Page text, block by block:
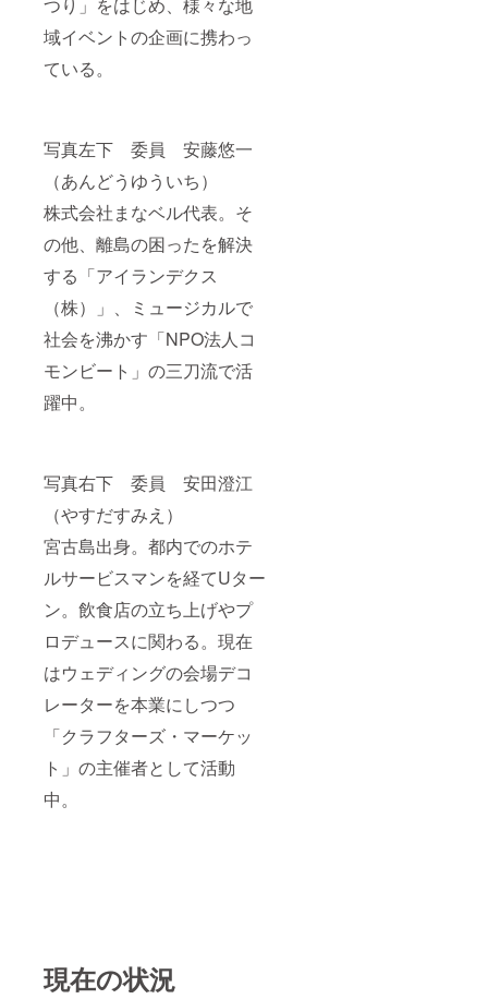
つり」をはじめ、様々な地
域イベントの企画に携わっ
ている。
写真左下 委員 安藤悠一
（あんどうゆういち）
株式会社まなベル代表。そ
の他、離島の困ったを解決
する「アイランデクス
（株）」、ミュージカルで
社会を沸かす「NPO法人コ
モンビート」の三刀流で活
躍中。
写真右下 委員 安田澄江
（やすだすみえ）
宮古島出身。都内でのホテ
ルサービスマンを経てUター
ン。飲食店の立ち上げやプ
ロデュースに関わる。現在
はウェディングの会場デコ
レーターを本業にしつつ
「クラフターズ・マーケッ
ト」の主催者として活動
中。
現在の状況